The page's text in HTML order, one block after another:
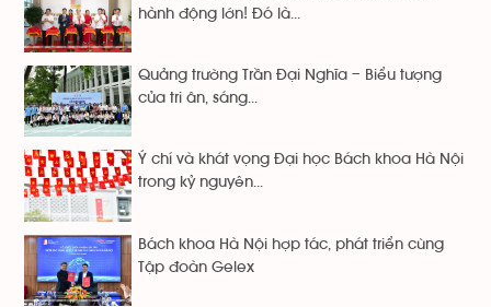
hành động lớn! Đó là...
Quảng trường Trần Đại Nghĩa – Biểu tượng
của tri ân, sáng...
Ý chí và khát vọng Đại học Bách khoa Hà Nội
trong kỷ nguyên...
Bách khoa Hà Nội hợp tác, phát triển cùng
Tập đoàn Gelex